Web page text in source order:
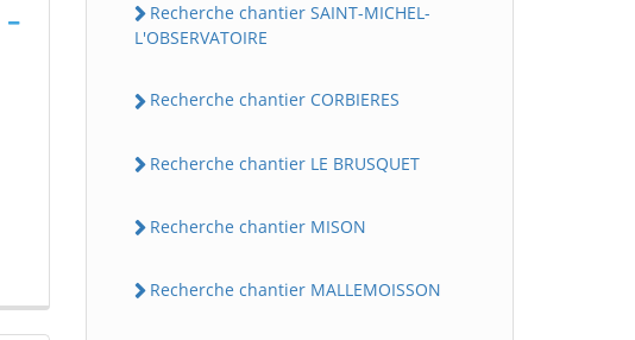
Recherche chantier SAINT-MICHEL-
L'OBSERVATOIRE
Recherche chantier CORBIERES
Recherche chantier LE BRUSQUET
Recherche chantier MISON
Recherche chantier MALLEMOISSON